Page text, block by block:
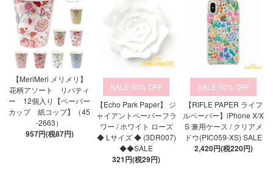
【MeriMeri メリメリ】
花柄アソート リバティ
ー 12個入り【ペーパー
カップ 紙コップ】（45
-2663）
957円(税87円)
60%
【Echo Park Paper】 ジ
ャイアントペーパーフラ
ワー / ホワイト ローズ
◆ Lサイズ ◆ (3DR007)
◆◆SALE
321円(税29円)
50%
【RIFLE PAPER ライフ
ルペーパー】iPhone X/X
S 兼用ケース / クリアメ
ドウ(PIC059-XS) SALE
2,420円(税220円)